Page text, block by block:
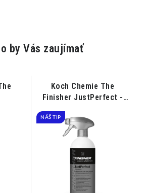
by Vás zaujímať
Koch Chemie The
Finisher JustPerfect -
NÁŠ TIP